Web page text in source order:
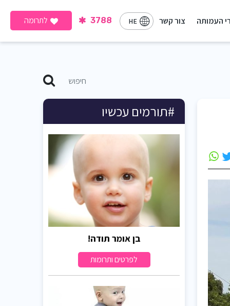
העמותה צור קשר HE
3788 לתרומה
#תורמים עכשיו
בן אומר תודה!
לפרטים ותרומות